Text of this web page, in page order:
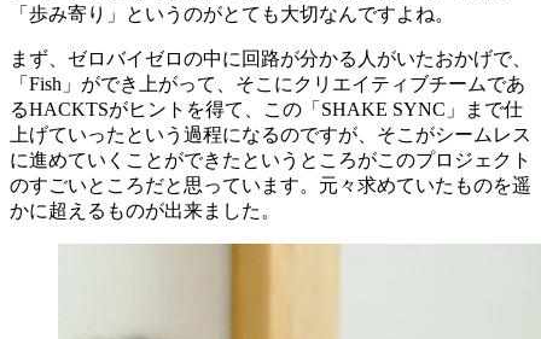
「歩み寄り」というのがとても大切なんですよね。
まず、ゼロバイゼロの中に回路が分かる人がいたおかげで、
「Fish」ができ上がって、そこにクリエイティブチームであ
るHACKTSがヒントを得て、この「SHAKE SYNC」まで仕
上げていったという過程になるのですが、そこがシームレス
に進めていくことができたというところがこのプロジェクト
のすごいところだと思っています。元々求めていたものを遥
かに超えるものが出来ました。